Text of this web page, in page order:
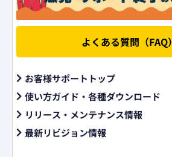
よくある質問（FAQ）
お客様サポートトップ
使い方ガイド・各種ダウンロード
リリース・メンテナンス情報
最新リビジョン情報